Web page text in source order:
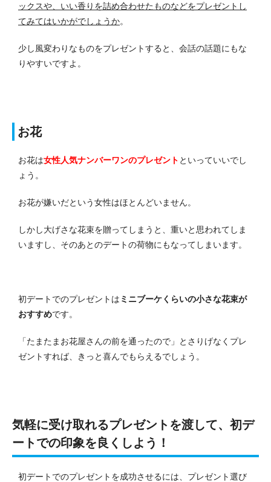
ックスや、いい香りを詰め合わせたものなどをプレゼントし
てみてはいかがでしょうか。
少し風変わりなものをプレゼントすると、会話の話題にもな
りやすいですよ。
お花
お花は女性人気ナンバーワンのプレゼント といっていいでし
ょう。
お花が嫌いだという女性はほとんどいません。
しかし大げさな花束を贈ってしまうと、重いと思われてしま
いますし、そのあとのデートの荷物にもなってしまいます。
初デートでのプレゼントは ミニブーケくらいの小さな花束が
おすすめです。
「たまたまお花屋さんの前を通ったので」とさりげなくプレ
ゼントすれば、きっと喜んでもらえるでしょう。
気軽に受け取れるプレゼントを渡して、初デ
ートでの印象を良くしよう！
初デートでのプレゼントを成功させるには、プレゼント選び